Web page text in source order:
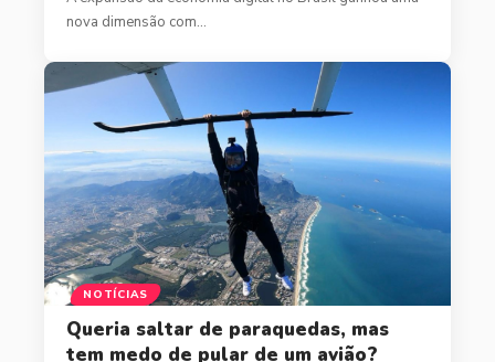
nova dimensão com…
NOTÍCIAS
Queria saltar de paraquedas, mas
tem medo de pular de um avião?